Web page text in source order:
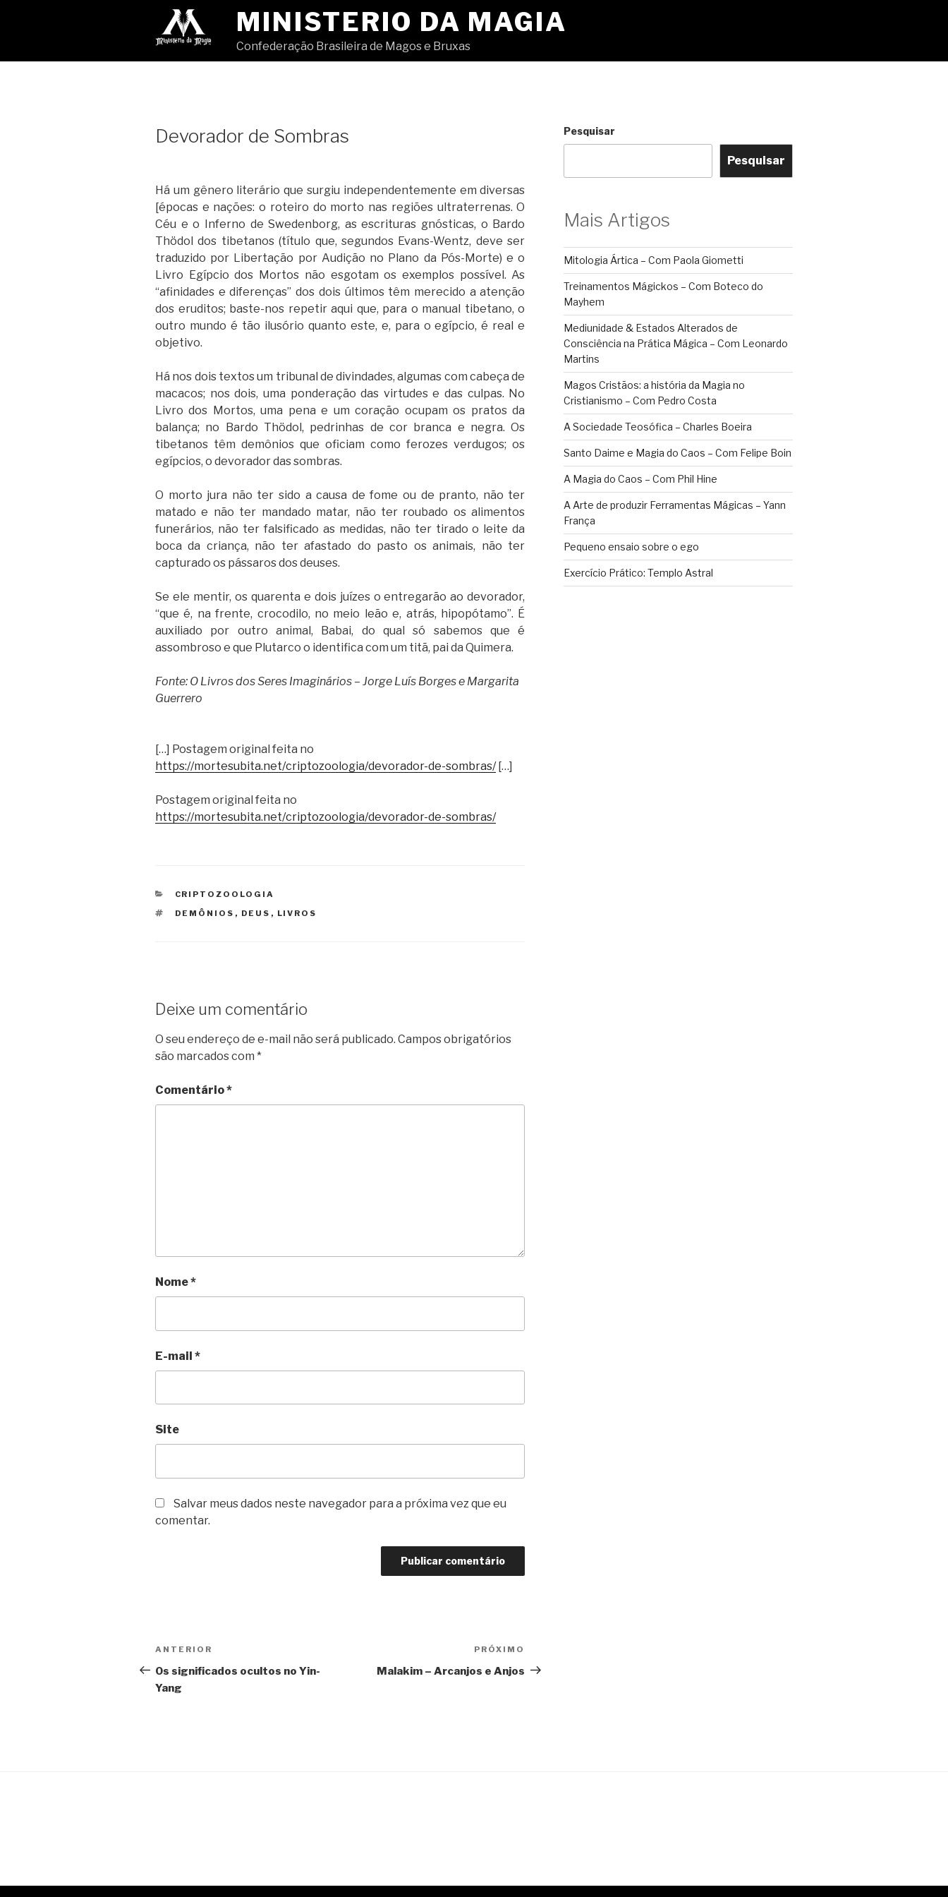
conteúdo
MINISTERIO DA MAGIA
Confederação Brasileira de Magos e Bruxas
Devorador de Sombras
Há um gênero literário que surgiu independentemente em diversas
[épocas e nações: o roteiro do morto nas regiões ultraterrenas. O
Céu e o Inferno de Swedenborg, as escrituras gnósticas, o Bardo
Thödol dos tibetanos (título que, segundos Evans-Wentz, deve ser
traduzido por Libertação por Audição no Plano da Pós-Morte) e o
Livro Egípcio dos Mortos não esgotam os exemplos possível. As
“afinidades e diferenças” dos dois últimos têm merecido a atenção
dos eruditos; baste-nos repetir aqui que, para o manual tibetano, o
outro mundo é tão ilusório quanto este, e, para o egípcio, é real e
objetivo.
Há nos dois textos um tribunal de divindades, algumas com cabeça de
macacos; nos dois, uma ponderação das virtudes e das culpas. No
Livro dos Mortos, uma pena e um coração ocupam os pratos da
balança; no Bardo Thödol, pedrinhas de cor branca e negra. Os
tibetanos têm demônios que oficiam como ferozes verdugos; os
egípcios, o devorador das sombras.
O morto jura não ter sido a causa de fome ou de pranto, não ter
matado e não ter mandado matar, não ter roubado os alimentos
funerários, não ter falsificado as medidas, não ter tirado o leite da
boca da criança, não ter afastado do pasto os animais, não ter
capturado os pássaros dos deuses.
Se ele mentir, os quarenta e dois juízes o entregarão ao devorador,
“que é, na frente, crocodilo, no meio leão e, atrás, hipopótamo”. É
auxiliado por outro animal, Babai, do qual só sabemos que é
assombroso e que Plutarco o identifica com um titã, pai da Quimera.
Fonte: O Livros dos Seres Imaginários – Jorge Luís Borges e Margarita
Guerrero
[…] Postagem original feita no
https://mortesubita.net/criptozoologia/devorador-de-sombras/[…]
Postagem original feita no
https://mortesubita.net/criptozoologia/devorador-de-sombras/
CATEGORIAS
CRIPTOZOOLOGIA
TAGS
DEMÔNIOS , DEUS , LIVROS
Deixe um comentário
O seu endereço de e-mail não será publicado. Campos obrigatórios
são marcados com *
Comentário*
Nome*
E-mail *
Site
Salvar meus dados neste navegador para a próxima vez que eu
comentar.
Navegação
de
Post
Post
anterior
ANTERIOR
Os significados ocultos no Yin-
Yang
post
PRÓXIMO
Malakim – Arcanjos e Anjos
Pesquisar
Pesquisar
Mais Artigos
Mitologia Ártica – Com Paola Giometti
Treinamentos Mágickos – Com Boteco do
Mayhem
Mediunidade & Estados Alterados de
Consciência na Prática Mágica – Com Leonardo
Martins
Magos Cristãos: a história da Magia no
Cristianismo – Com Pedro Costa
A Sociedade Teosófica – Charles Boeira
Santo Daime e Magia do Caos – Com Felipe Boin
A Magia do Caos – Com Phil Hine
A Arte de produzir Ferramentas Mágicas – Yann
França
Pequeno ensaio sobre o ego
Exercício Prático: Templo Astral